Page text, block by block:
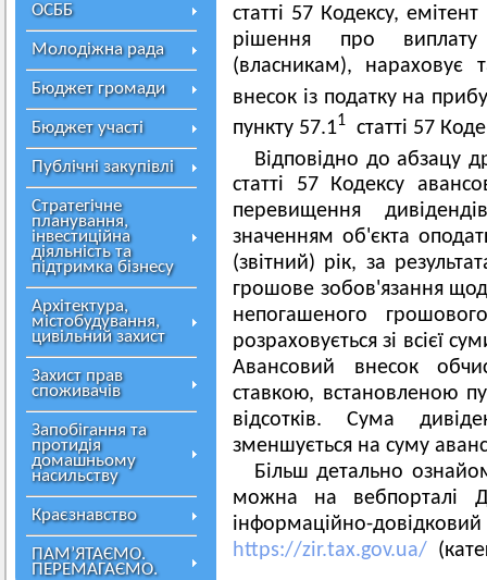
ОСББ
Молодіжна рада
Бюджет громади
Бюджет участі
Публічні закупівлі
Стратегічне
планування,
інвестиційна
діяльність та
підтримка бізнесу
Архітектура,
містобудування,
цивільний захист
Захист прав
споживачів
Запобігання та
протидія
домашньому
насильству
Краєзнавство
ПАМ’ЯТАЄМО.
ПЕРЕМАГАЄМО.
статті 57 Кодексу,
рішення про виплату
(власникам), нараховує
внесок із податку на
пункту 57.11
статті 57
Відповідно до абзацу
статті 57 Кодексу
перевищення
значенням об'єкта
(звітний) рік, за
грошове зобов'язання
непогашеного
розраховується зі всієї
Авансовий внесок
ставкою, встановленою
відсотків. Сума
зменшується на суму
Більш детально
можна на вебпорталі
інформаційно-
https://zir.tax.gov.ua/